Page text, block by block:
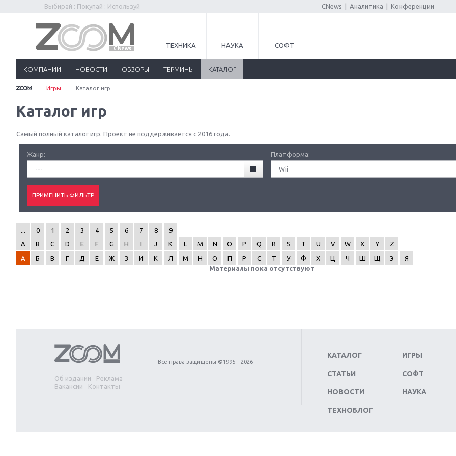
Выбирай : Покупай : Используй CNews Аналитика Конференции
ТЕХНИКА НАУКА СОФТ
КОМПАНИИ НОВОСТИ ОБЗОРЫ ТЕРМИНЫ КАТАЛОГ
Игры Каталог игр
Каталог игр
Самый полный каталог игр. Проект не поддерживается с 2016 года.
Жанр:
---
Платформа:
Wii
0 1 2 3 4 5 6 7 8
9
A
B C D E F G H I J K L M N O P Q R S T U V W X Y
Z
А
Б В Г Д Е Ж З И К Л М Н О П Р С Т У Ф Х Ц Ч Ш Щ Э
Я
Материалы пока отсутствуют
Об издании
Реклама
Вакансии
Контакты
Все права защищены ©1995 – 2026
КАТАЛОГ
СТАТЬИ
НОВОСТИ
ТЕХНОБЛОГ
ИГРЫ
СОФТ
НАУКА